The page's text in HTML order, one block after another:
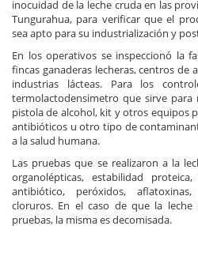
inocuidad de la leche cruda en las
Tungurahua, para verificar que el
sea apto para su industrialización y
En los operativos se inspeccionó la
fincas ganaderas lecheras, centros de
industrias lácteas. Para los
termolactodensimetro que sirve para
pistola de alcohol, kit y otros equipos
antibióticos u otro tipo de
a la salud humana.
Las pruebas que se realizaron a la
organolépticas, estabilidad
antibiótico, peróxidos,
cloruros. En el caso de que la
pruebas, la misma es decomisada.